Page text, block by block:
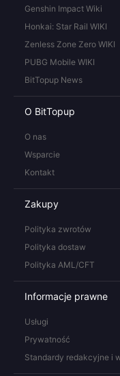
Genshin Impact Wiki
Honkai: Star Rail WIKI
Zenless Zone Zero WIKI
PUBG Mobile WIKI
BitTopup News
O BitTopup
O nas
Wsparcie
Kontakt
Zakupy
Polityka zwrotów
Polityka dostaw
Polityka AML/CFT
Informacje prawne
Usługi
Prywatność
Standardy redakcyjne i